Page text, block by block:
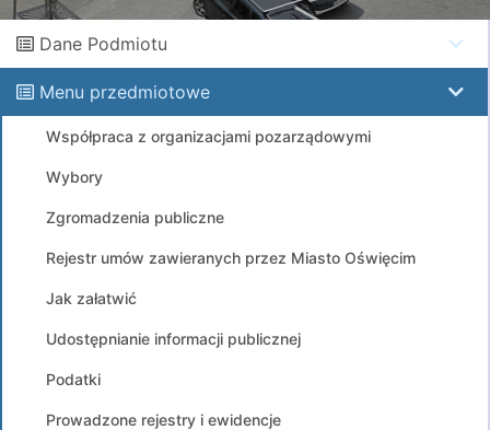
Dane Podmiotu
Menu przedmiotowe
Współpraca z organizacjami pozarządowymi
Wybory
Zgromadzenia publiczne
Rejestr umów zawieranych przez Miasto Oświęcim
Jak załatwić
Udostępnianie informacji publicznej
Podatki
Prowadzone rejestry i ewidencje